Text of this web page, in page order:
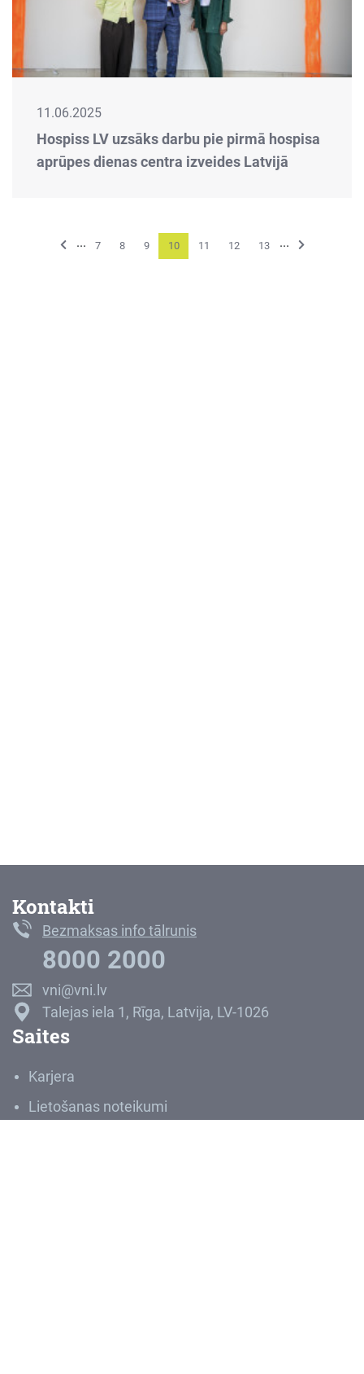
11.06.2025
Hospiss LV uzsāks darbu pie pirmā hospisa
aprūpes dienas centra izveides Latvijā
Previous
... 7 8 9 10 11 12 13 ... Next
Kontakti
Bezmaksas info tālrunis
8000 2000
vni@vni.lv
Talejas iela 1, Rīga, Latvija, LV-1026
Saites
Karjera
Lietošanas noteikumi